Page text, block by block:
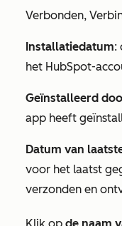
Verbonden,
Installatiedatum:
het HubSpot-
Geïnstalleerd
app heeft
Datum van
voor het laatst
verzonden en